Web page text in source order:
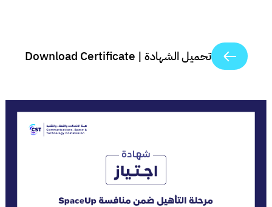
تحميل الشهادة | Download Certificate